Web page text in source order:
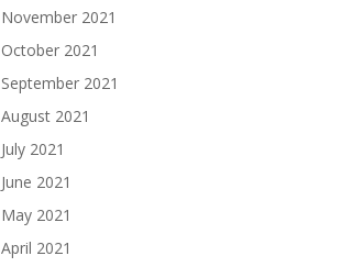
November 2021
October 2021
September 2021
August 2021
July 2021
June 2021
May 2021
April 2021